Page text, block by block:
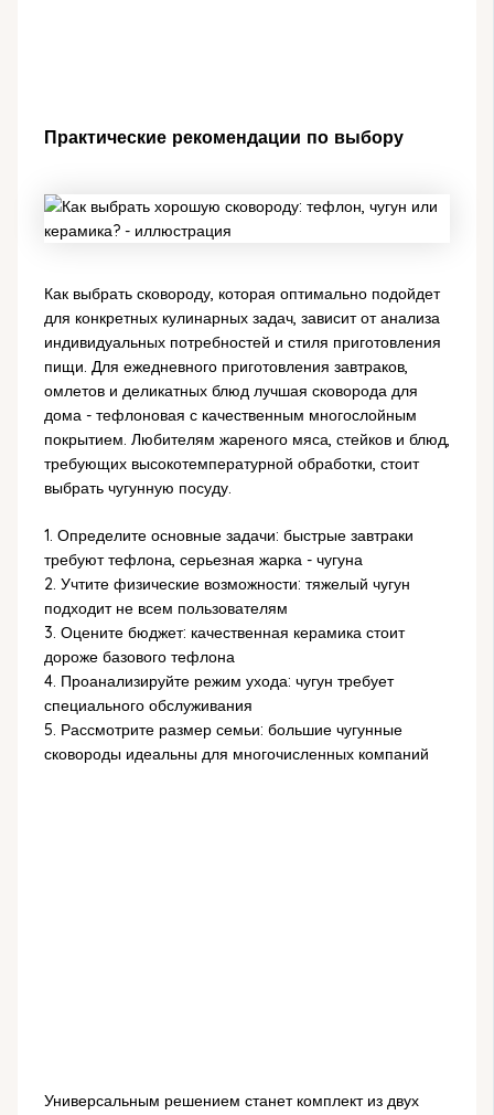
Практические рекомендации по выбору
Как выбрать сковороду, которая оптимально подойдет
для конкретных кулинарных задач, зависит от анализа
индивидуальных потребностей и стиля приготовления
пищи. Для ежедневного приготовления завтраков,
омлетов и деликатных блюд лучшая сковорода для
дома - тефлоновая с качественным многослойным
покрытием. Любителям жареного мяса, стейков и блюд,
требующих высокотемпературной обработки, стоит
выбрать чугунную посуду.
1. Определите основные задачи: быстрые завтраки
требуют тефлона, серьезная жарка - чугуна
2. Учтите физические возможности: тяжелый чугун
подходит не всем пользователям
3. Оцените бюджет: качественная керамика стоит
дороже базового тефлона
4. Проанализируйте режим ухода: чугун требует
специального обслуживания
5. Рассмотрите размер семьи: большие чугунные
сковороды идеальны для многочисленных компаний
Универсальным решением станет комплект из двух